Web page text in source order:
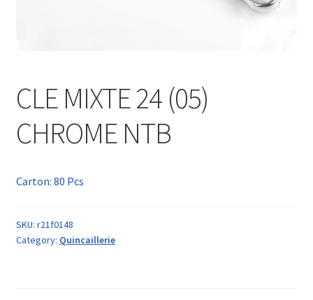
CLE MIXTE 24 (05)
CHROME NTB
Carton: 80 Pcs
SKU: r21f0148
Category: Quincaillerie